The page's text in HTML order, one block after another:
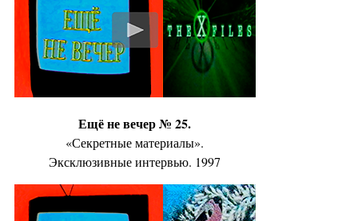
Ещё не вечер № 25.
«Секретные материалы».
Эксклюзивные интервью. 1997